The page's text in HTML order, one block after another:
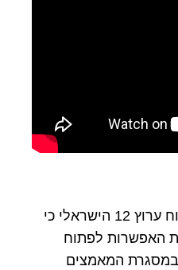
ב-15 בפברואר השנה דיווח ערוץ 12 הישראלי כי
האפשרות לפתוח
במסגרת המאמצים